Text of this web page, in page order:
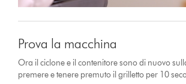
Prova la macchina
Ora il ciclone e il contenitore sono di nuovo
premere e tenere premuto il grilletto per 10